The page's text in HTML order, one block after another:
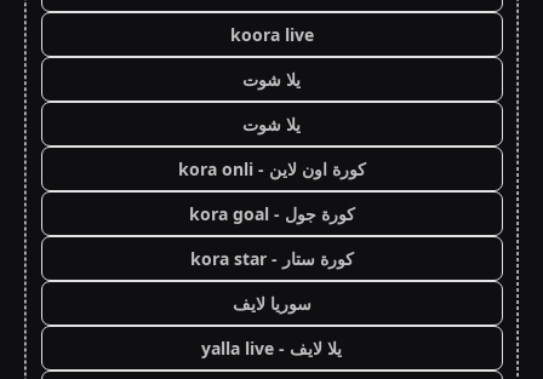
koora live
يلا شوت
يلا شوت
كورة اون لاين - kora onli
كورة جول - kora goal
كورة ستار - kora star
سوريا لايف
يلا لايف - yalla live